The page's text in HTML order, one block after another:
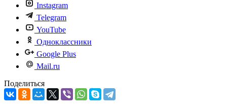
Instagram
Telegram
YouTube
Одноклассники
Google Plus
Mail.ru
Поделиться